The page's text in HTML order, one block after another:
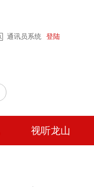
通讯员系统 登陆
视听龙山